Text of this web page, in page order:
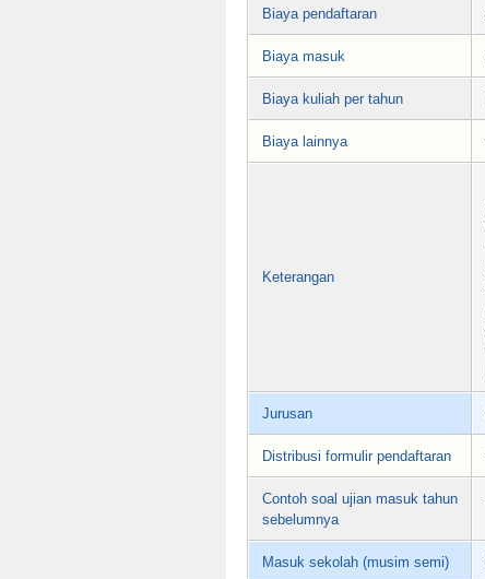
Biaya pendaftaran
Biaya masuk
Biaya kuliah per tahun
Biaya lainnya
Keterangan
Jurusan
Distribusi formulir pendaftaran
Contoh soal ujian masuk tahun
sebelumnya
Masuk sekolah (musim semi)